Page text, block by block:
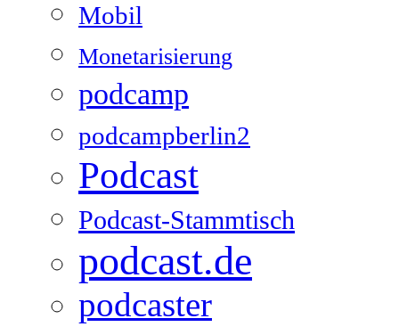
Mobil
Monetarisierung
podcamp
podcampberlin2
Podcast
Podcast-Stammtisch
podcast.de
podcaster